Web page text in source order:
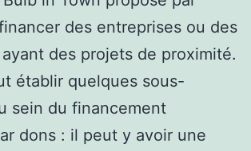
des entreprises ou des
des projets de proximité.
établir quelques sous-
sein du financement
dons : il peut y avoir une